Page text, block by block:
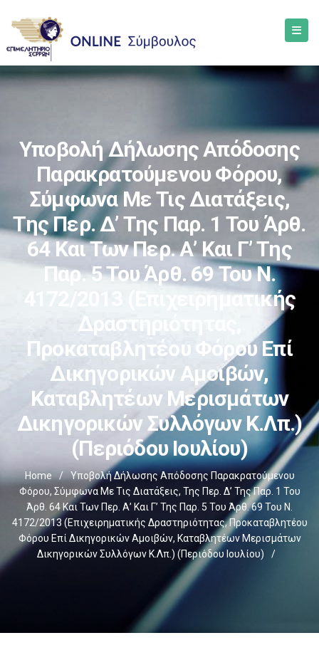
Υποβολή Δήλωσης Απόδοσης
Παρακρατούμενου Φόρου,
Σύμφωνα Με Τις Διατάξεις,
Της Περ. Δ’ Της Παρ. 1 Του Άρθ.
64 Και Των Περ. Α’ Και Γ’ Της
Παρ. 5 Του Άρθ. 69 Του Ν.
4172/2013 (επιχειρηματικής
Δραστηριότητας,
Προκαταβλητέου Φόρου Επί
Δικηγορικών Αμοιβών,
Καταβλητέων Μερισμάτων
Δικηγορικών Συλλόγων Κ.λπ.)
(περιόδου Ιουλίου)
Home /
Υποβολή Δήλωσης Απόδοσης Παρακρατούμενου
Φόρου, Σύμφωνα Με Τις Διατάξεις, Της Περ. Δ’ Της Παρ. 1 Του
Άρθ. 64 Και Των Περ. Α’ Και Γ’ Της Παρ. 5 Του Άρθ. 69 Του Ν.
4172/2013 (επιχειρηματικής Δραστηριότητας, Προκαταβλητέου
Φόρου Επί Δικηγορικών Αμοιβών, Καταβλητέων Μερισμάτων
Δικηγορικών Συλλόγων Κ.λπ.) (περιόδου Ιουλίου)
/